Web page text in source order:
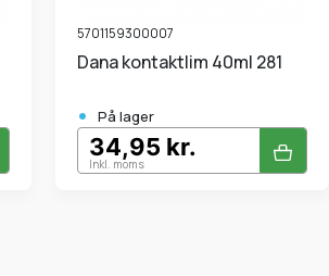
5701159300007
Dana kontaktlim 40ml 281
• På lager
34,95 kr.
Inkl. moms